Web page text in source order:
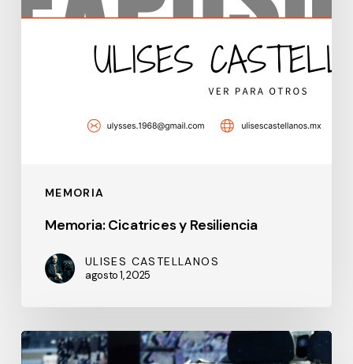
MEMORIA
Memoria: Cicatrices y Resiliencia
ULISES CASTELLANOS
agosto 1, 2025
Berlín